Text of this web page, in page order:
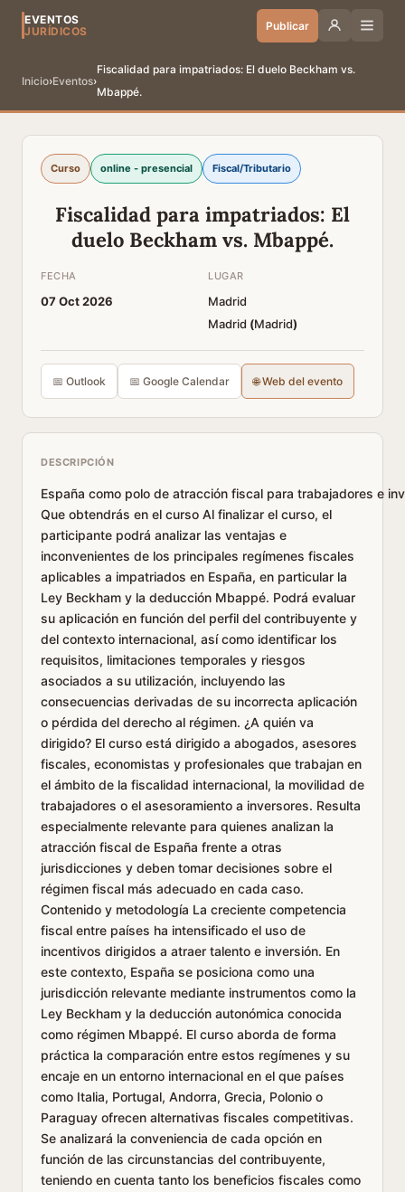
EVENTOS
JURÍDICOS
Publicar
Inicio›Eventos›
Fiscalidad para impatriados: El duelo Beckham vs.
Mbappé.
Curso online - presencial Fiscal/Tributario
Fiscalidad para impatriados: El
duelo Beckham vs. Mbappé.
FECHA
07 Oct 2026
LUGAR
Madrid
Madrid (Madrid)
📅 Outlook 📅 Google Calendar 🌐 Web del evento
DESCRIPCIÓN
España como polo de atracción fiscal para trabajadores e
Que obtendrás en el curso Al finalizar el curso, el
participante podrá analizar las ventajas e
inconvenientes de los principales regímenes fiscales
aplicables a impatriados en España, en particular la
Ley Beckham y la deducción Mbappé. Podrá evaluar
su aplicación en función del perfil del contribuyente y
del contexto internacional, así como identificar los
requisitos, limitaciones temporales y riesgos
asociados a su utilización, incluyendo las
consecuencias derivadas de su incorrecta aplicación
o pérdida del derecho al régimen. ¿A quién va
dirigido? El curso está dirigido a abogados, asesores
fiscales, economistas y profesionales que trabajan en
el ámbito de la fiscalidad internacional, la movilidad de
trabajadores o el asesoramiento a inversores. Resulta
especialmente relevante para quienes analizan la
atracción fiscal de España frente a otras
jurisdicciones y deben tomar decisiones sobre el
régimen fiscal más adecuado en cada caso.
Contenido y metodología La creciente competencia
fiscal entre países ha intensificado el uso de
incentivos dirigidos a atraer talento e inversión. En
este contexto, España se posiciona como una
jurisdicción relevante mediante instrumentos como la
Ley Beckham y la deducción autonómica conocida
como régimen Mbappé. El curso aborda de forma
práctica la comparación entre estos regímenes y su
encaje en un entorno internacional en el que países
como Italia, Portugal, Andorra, Grecia, Polonio o
Paraguay ofrecen alternativas fiscales competitivas.
Se analizará la conveniencia de cada opción en
función de las circunstancias del contribuyente,
teniendo en cuenta tanto los beneficios fiscales como